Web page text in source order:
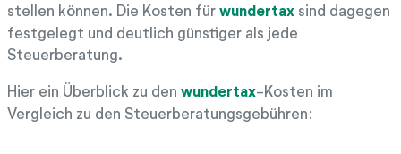
stellen können. Die Kosten für wundertax sind dagegen
festgelegt und deutlich günstiger als jede
Steuerberatung.
Hier ein Überblick zu den wundertax-Kosten im
Vergleich zu den Steuerberatungsgebühren: